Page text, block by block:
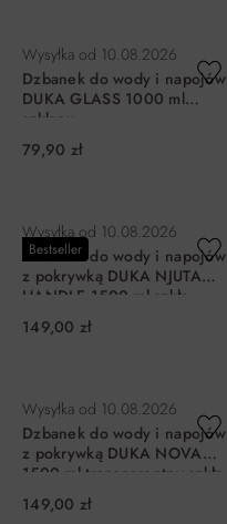
Wysyłka od 10.08.2026
Dzbanek do wody i napojów
DUKA GLASS 1000 ml
szklany
79,90 zł
Bestseller
Wysyłka od 10.08.2026
Dzbanek do wody i napojów
z pokrywką DUKA NJUTA
HANDLE 1500 ml szkło
149,00 zł
Wysyłka od 10.08.2026
Dzbanek do wody i napojów
z pokrywką DUKA NOVA
1500 ml transparentny szkło
149,00 zł